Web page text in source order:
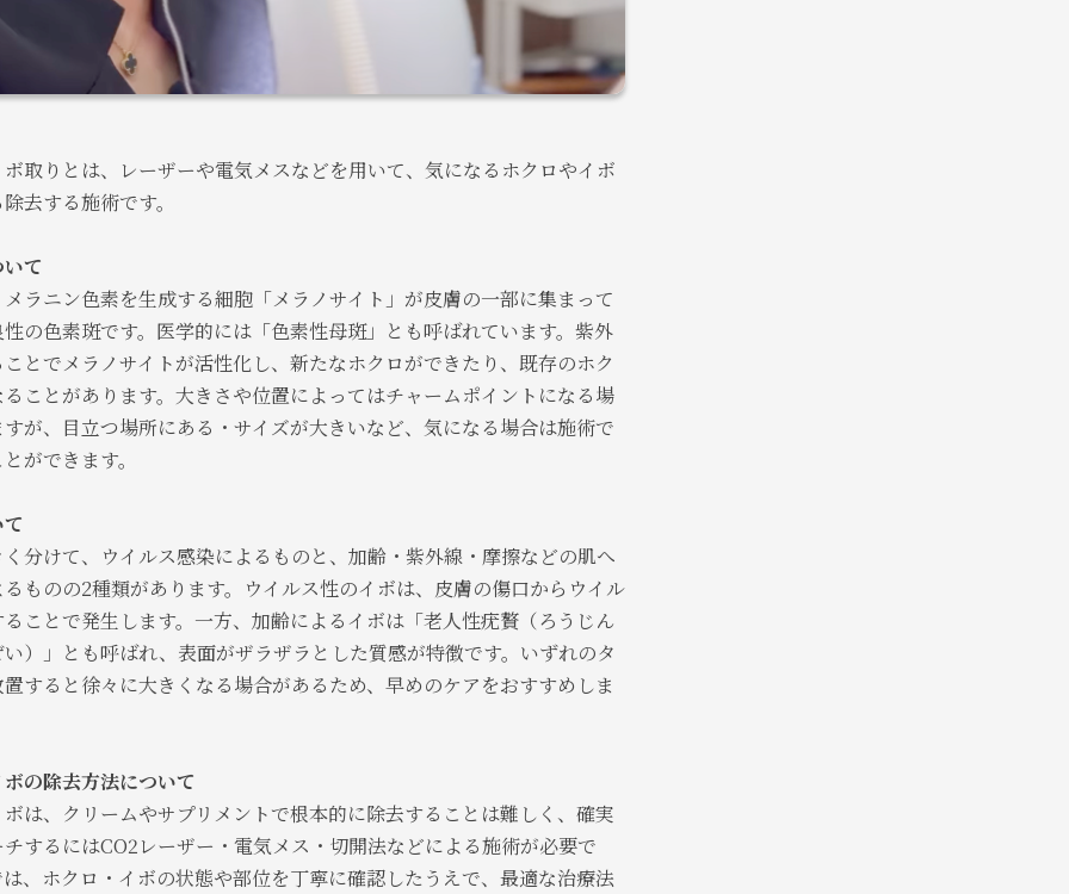
取りとは、レーザーや電気メスなどを用いて、気になるホクロやイボ
去する施術です。
て
ラニン色素を生成する細胞「メラノサイト」が皮膚の一部に集まって
の色素斑です。医学的には「色素性母斑」とも呼ばれています。紫外
とでメラノサイトが活性化し、新たなホクロができたり、既存のホク
ことがあります。大きさや位置によってはチャームポイントになる場
が、目立つ場所にある・サイズが大きいなど、気になる場合は施術で
ができます。
分けて、ウイルス感染によるものと、加齢・紫外線・摩擦などの肌へ
ものの2種類があります。ウイルス性のイボは、皮膚の傷口からウイル
ことで発生します。一方、加齢によるイボは「老人性疣贅（ろうじん
）」とも呼ばれ、表面がザラザラとした質感が特徴です。いずれのタ
すると徐々に大きくなる場合があるため、早めのケアをおすすめしま
の除去方法について
は、クリームやサプリメントで根本的に除去することは難しく、確実
するにはCO2レーザー・電気メス・切開法などによる施術が必要で
、ホクロ・イボの状態や部位を丁寧に確認したうえで、最適な治療法